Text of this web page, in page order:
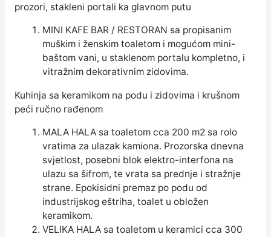
prozori, stakleni portali ka glavnom putu
MINI KAFE BAR / RESTORAN sa propisanim
muškim i ženskim toaletom i mogućom mini-
baštom vani, u staklenom portalu kompletno, i
vitražnim dekorativnim zidovima.
Kuhinja sa keramikom na podu i zidovima i krušnom
peći ručno rađenom
MALA HALA sa toaletom cca 200 m2 sa rolo
vratima za ulazak kamiona. Prozorska dnevna
svjetlost, posebni blok elektro-interfona na
ulazu sa šifrom, te vrata sa prednje i stražnje
strane. Epokisidni premaz po podu od
industrijskog eštriha, toalet u obložen
keramikom.
VELIKA HALA sa toaletom u keramici cca 300